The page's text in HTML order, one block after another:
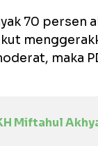
70 persen
maka
Miftahul